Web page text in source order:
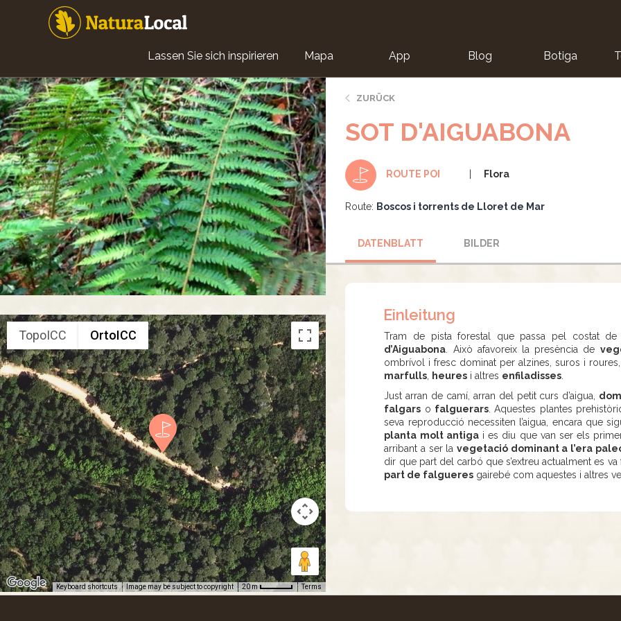
Main
navigation
Lassen Sie sich inspirieren Mapa App Blog Botiga
TopoICC OrtoICC
Keyboard shortcuts Image may be subject to copyright 20 m Terms
ZURÜCK
SOT D'AIGUABONA
ROUTE POI Flora
Route: Boscos i torrents de Lloret de Mar
DATENBLATT BILDER
Einleitung
Tram de pista forestal que passa pel costat de
d’Aiguabona . Això afavoreix la presència de
ombrívol i fresc dominat per alzines, suros i
marfulls
heures i altres enfiladisses
Just arran de camí, arran del petit curs d’aigua,
falgars o falguerars . Aquestes plantes
seva reproducció necessiten l’aigua, encara que
planta molt antigai es diu que van ser els
arribant a ser lavegetació dominant a l’era
dir que part del carbó que s’extreu actualment es
part de falgueres gairebé com aquestes i altres